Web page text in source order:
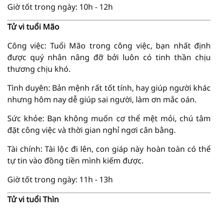
Giờ tốt trong ngày: 10h - 12h
Tử vi tuổi Mão
Công việc: Tuổi Mão trong công việc, bạn nhất định
được quý nhân nâng đỡ bởi luôn có tinh thần chịu
thương chịu khó.
Tình duyên: Bản mệnh rất tốt tính, hay giúp người khác
nhưng hôm nay dễ giúp sai người, làm ơn mắc oán.
Sức khỏe: Bạn không muốn cơ thể mệt mỏi, chú tâm
đặt công việc và thời gian nghỉ ngơi cân bằng.
Tài chính: Tài lộc đi lên, con giáp này hoàn toàn có thể
tự tin vào đồng tiền mình kiếm được.
Giờ tốt trong ngày: 11h - 13h
Tử vi tuổi Thìn